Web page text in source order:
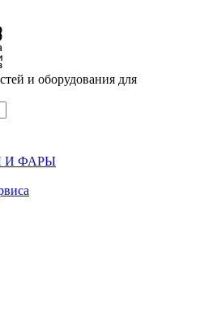
и оборудования для
И ФАРЫ